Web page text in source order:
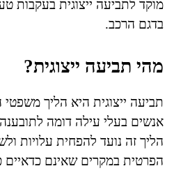
מוקד לתביעה ייצוגית בעקבות
בדגם הרכב.
מהי תביעה ייצוגית?
תביעה ייצוגית היא הליך
אנשים בעלי עילה דומה
הליך זה נועד להפחית עלויות
הפרטית במקרים שאינם כדאיים